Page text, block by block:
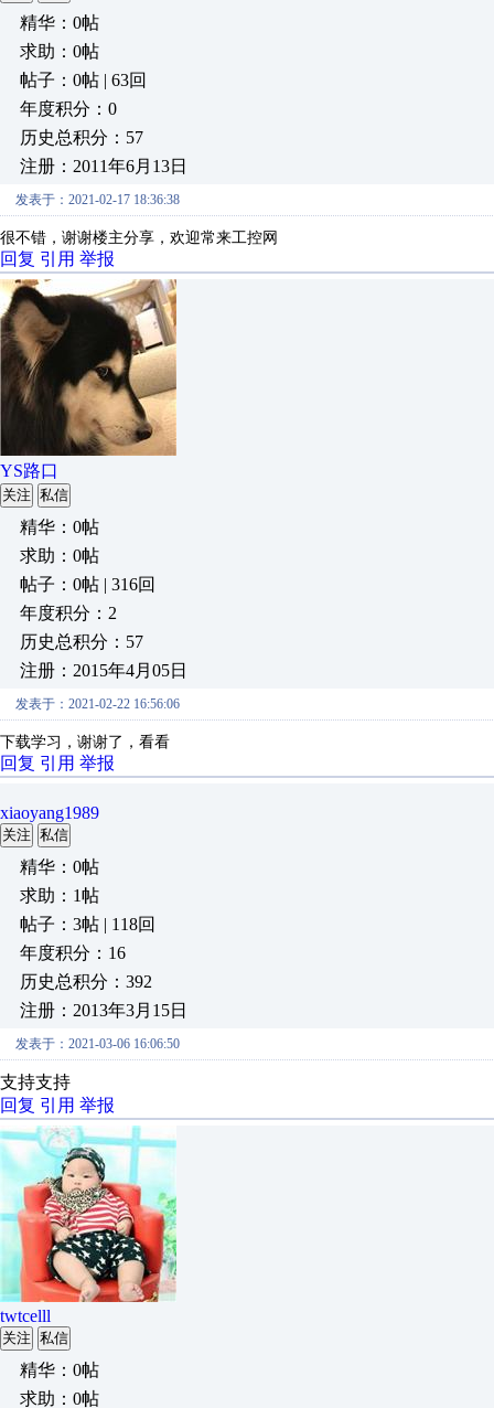
精华：0帖
求助：0帖
帖子：0帖 | 63回
年度积分：0
历史总积分：57
注册：2011年6月13日
发表于：2021-02-17 18:36:38
很不错，谢谢楼主分享，欢迎常来工控网
回复 引用 举报
YS路口
关注 私信
精华：0帖
求助：0帖
帖子：0帖 | 316回
年度积分：2
历史总积分：57
注册：2015年4月05日
发表于：2021-02-22 16:56:06
下载学习，谢谢了，看看
回复 引用 举报
xiaoyang1989
关注 私信
精华：0帖
求助：1帖
帖子：3帖 | 118回
年度积分：16
历史总积分：392
注册：2013年3月15日
发表于：2021-03-06 16:06:50
支持支持
回复 引用 举报
twtcelll
关注 私信
精华：0帖
求助：0帖